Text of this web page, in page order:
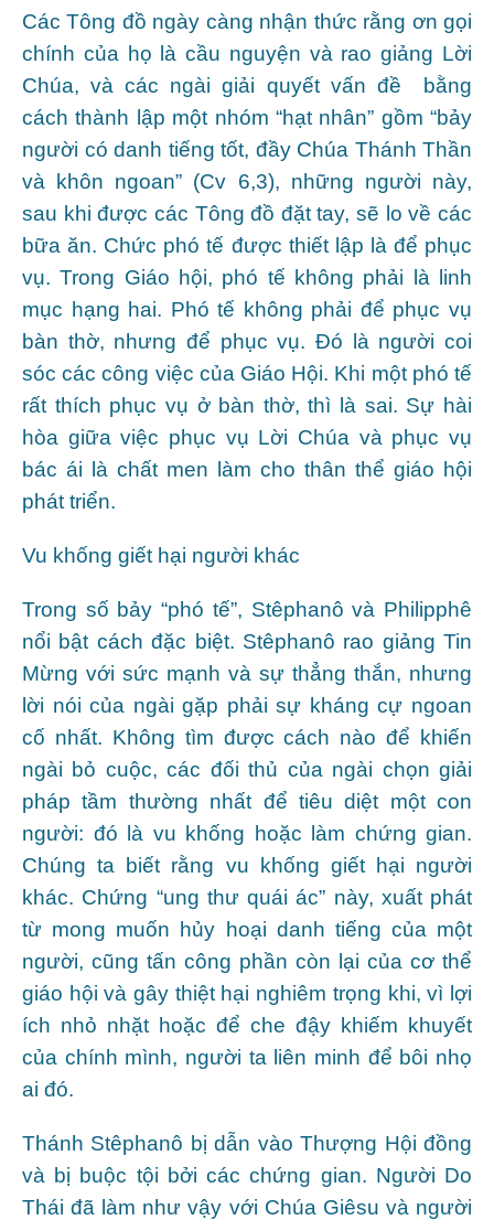
Các Tông đồ ngày càng nhận thức rằng ơn gọi
chính của họ là cầu nguyện và rao giảng Lời
Chúa, và các ngài giải quyết vấn đề bằng
cách thành lập một nhóm “hạt nhân” gồm “bảy
người có danh tiếng tốt, đầy Chúa Thánh Thần
và khôn ngoan” (Cv 6,3), những người này,
sau khi được các Tông đồ đặt tay, sẽ lo về các
bữa ăn. Chức phó tế được thiết lập là để phục
vụ. Trong Giáo hội, phó tế không phải là linh
mục hạng hai. Phó tế không phải để phục vụ
bàn thờ, nhưng để phục vụ. Đó là người coi
sóc các công việc của Giáo Hội. Khi một phó tế
rất thích phục vụ ở bàn thờ, thì là sai. Sự hài
hòa giữa việc phục vụ Lời Chúa và phục vụ
bác ái là chất men làm cho thân thể giáo hội
phát triển.
Vu khống giết hại người khác
Trong số bảy “phó tế”, Stêphanô và Philipphê
nổi bật cách đặc biệt. Stêphanô rao giảng Tin
Mừng với sức mạnh và sự thẳng thắn, nhưng
lời nói của ngài gặp phải sự kháng cự ngoan
cố nhất. Không tìm được cách nào để khiến
ngài bỏ cuộc, các đối thủ của ngài chọn giải
pháp tầm thường nhất để tiêu diệt một con
người: đó là vu khống hoặc làm chứng gian.
Chúng ta biết rằng vu khống giết hại người
khác. Chứng “ung thư quái ác” này, xuất phát
từ mong muốn hủy hoại danh tiếng của một
người, cũng tấn công phần còn lại của cơ thể
giáo hội và gây thiệt hại nghiêm trọng khi, vì lợi
ích nhỏ nhặt hoặc để che đậy khiếm khuyết
của chính mình, người ta liên minh để bôi nhọ
ai đó.
Thánh Stêphanô bị dẫn vào Thượng Hội đồng
và bị buộc tội bởi các chứng gian. Người Do
Thái đã làm như vậy với Chúa Giêsu và người